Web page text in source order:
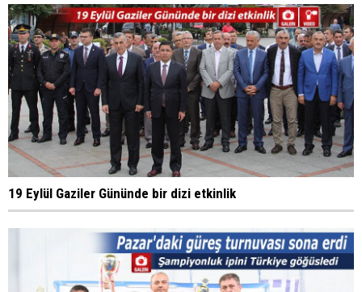
19 Eylül Gaziler Gününde bir dizi etkinlik